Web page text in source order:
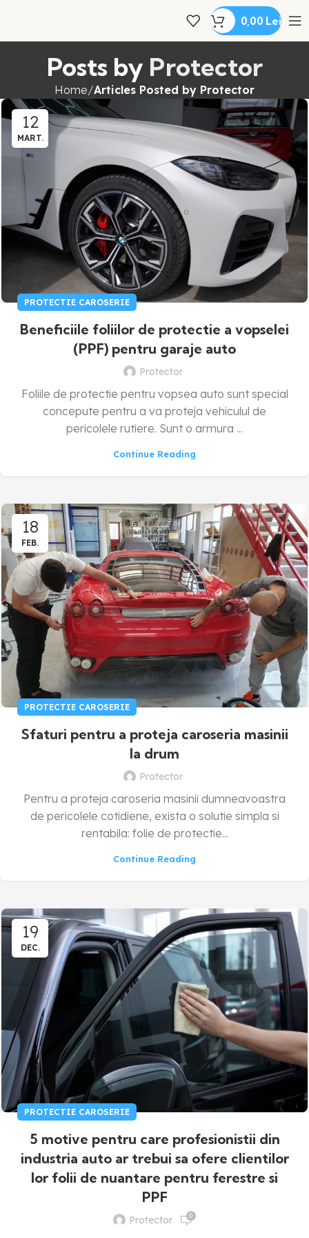
0,00 Lei
Posts by Protector
Home Articles Posted by Protector
12
MART.
PROTECTIE CAROSERIE
Beneficiile foliilor de protectie a vopselei
(PPF) pentru garaje auto
Protector
Foliile de protectie pentru vopsea auto sunt special
concepute pentru a va proteja vehiculul de
pericolele rutiere. Sunt o armura ...
Continue Reading
18
FEB.
PROTECTIE CAROSERIE
Sfaturi pentru a proteja caroseria masinii
la drum
Protector
Pentru a proteja caroseria masinii dumneavoastra
de pericolele cotidiene, exista o solutie simpla si
rentabila: folie de protectie...
Continue Reading
19
DEC.
PROTECTIE CAROSERIE
5 motive pentru care profesionistii din
industria auto ar trebui sa ofere clientilor
lor folii de nuantare pentru ferestre si
PPF
Protector 0